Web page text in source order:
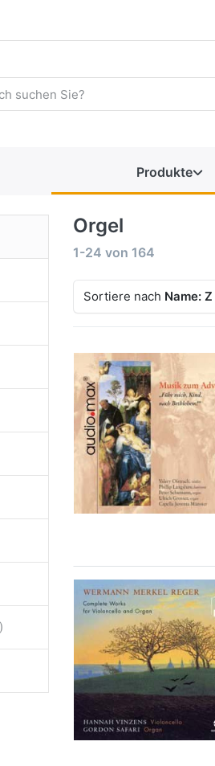
Produkte
Orgel
1-24 von 164
Sortiere nach Name: